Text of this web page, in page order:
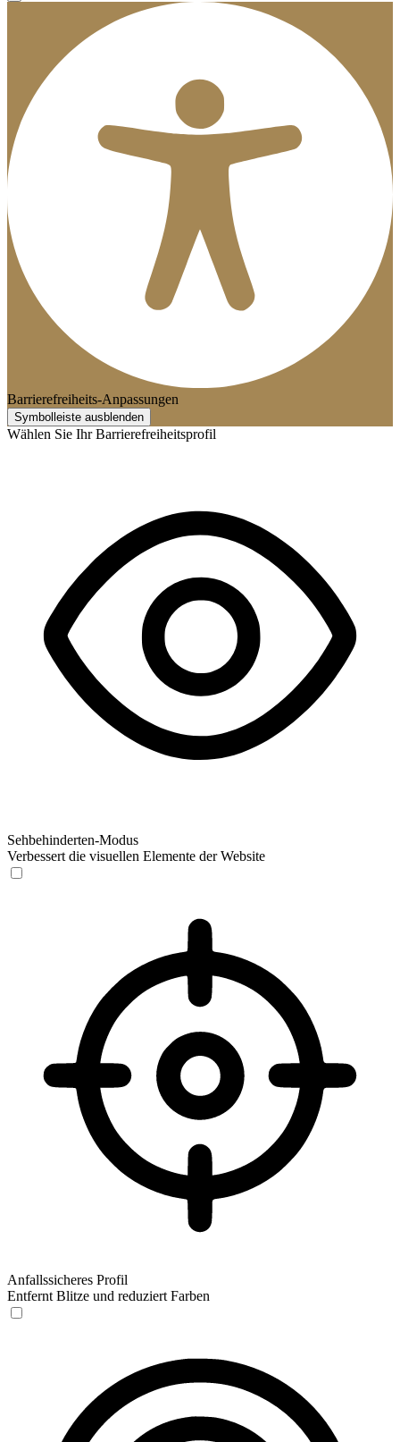
Barrierefreiheits-Anpassungen
Symbolleiste ausblenden
Wählen Sie Ihr Barrierefreiheitsprofil
Sehbehinderten-Modus
Verbessert die visuellen Elemente der Website
Anfallssicheres Profil
Entfernt Blitze und reduziert Farben